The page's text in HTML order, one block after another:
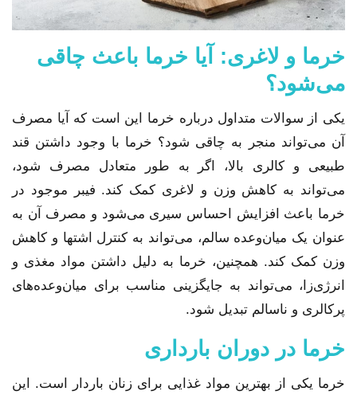
خرما و لاغری: آیا خرما باعث چاقی
می‌شود؟
یکی از سوالات متداول درباره خرما این است که آیا مصرف
آن می‌تواند منجر به چاقی شود؟ خرما با وجود داشتن قند
طبیعی و کالری بالا، اگر به طور متعادل مصرف شود،
می‌تواند به کاهش وزن و لاغری کمک کند. فیبر موجود در
خرما باعث افزایش احساس سیری می‌شود و مصرف آن به
عنوان یک میان‌وعده سالم، می‌تواند به کنترل اشتها و کاهش
وزن کمک کند. همچنین، خرما به دلیل داشتن مواد مغذی و
انرژی‌زا، می‌تواند به جایگزینی مناسب برای میان‌وعده‌های
پرکالری و ناسالم تبدیل شود.
خرما در دوران بارداری
خرما یکی از بهترین مواد غذایی برای زنان باردار است. این